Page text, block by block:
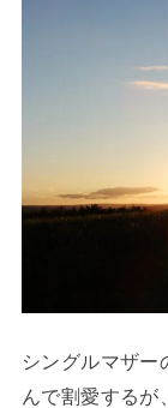
シングルマザー
んで割愛するが